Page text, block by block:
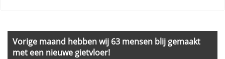
Vorige maand hebben wij 63 mensen blij gemaakt
met een nieuwe gietvloer!